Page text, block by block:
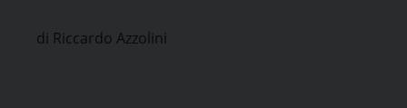
di Riccardo Azzolini